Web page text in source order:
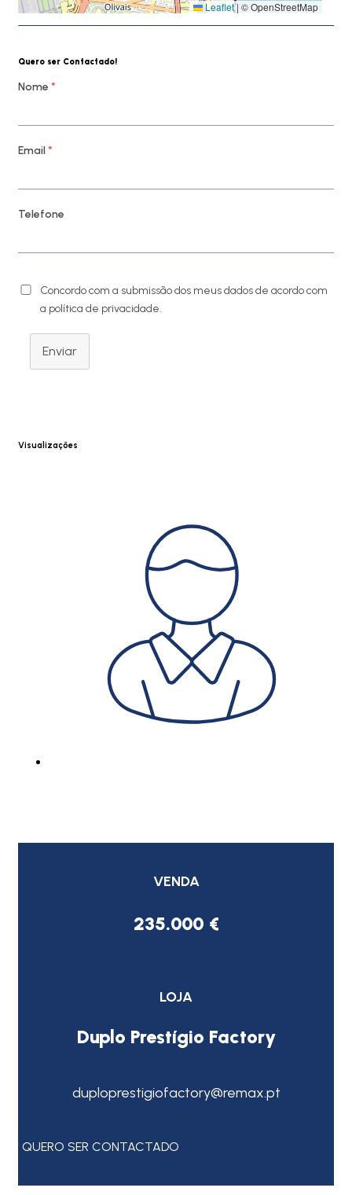
Leaflet | © OpenStreetMap
Quero ser Contactado!
Nome *
Email*
Telefone
Concordo com a submissão dos meus dados de acordo com
a política de privacidade.
Enviar
Visualizações
VENDA
235.000 €
LOJA
Duplo Prestígio Factory
duploprestigiofactory@remax.pt
QUERO SER CONTACTADO